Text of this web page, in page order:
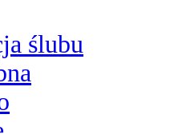
ślubu